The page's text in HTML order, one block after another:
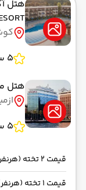
هتل
5 ستاره
هتل
5 ستاره
قیمت 2 تخته (هرنفر)
قیمت 1 تخته (هرنفر)